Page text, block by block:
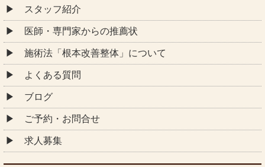
スタッフ紹介
医師・専門家からの推薦状
施術法「根本改善整体」について
よくある質問
ブログ
ご予約・お問合せ
求人募集